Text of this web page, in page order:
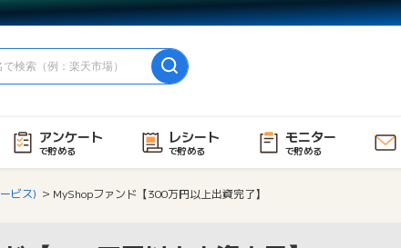
アンケート
で貯める
レシート
で貯める
モニター
で貯める
ビス) MyShopファンド【300万円以上出資完了】